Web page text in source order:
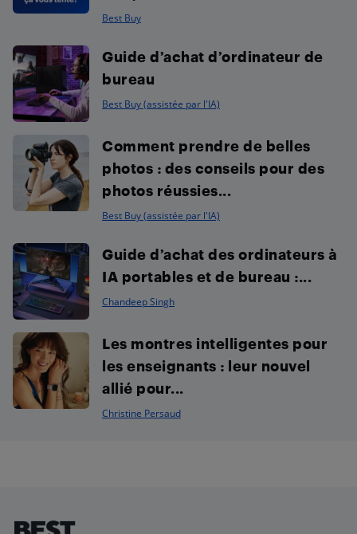
Best Buy
Guide d’achat d’ordinateur de
bureau
Best Buy (assistée par l'IA)
Comment prendre de belles
photos : des conseils pour des
photos réussies...
Best Buy (assistée par l'IA)
Guide d’achat des ordinateurs à
IA portables et de bureau :...
Chandeep Singh
Les montres intelligentes pour
les enseignants : leur nouvel
allié pour...
Christine Persaud